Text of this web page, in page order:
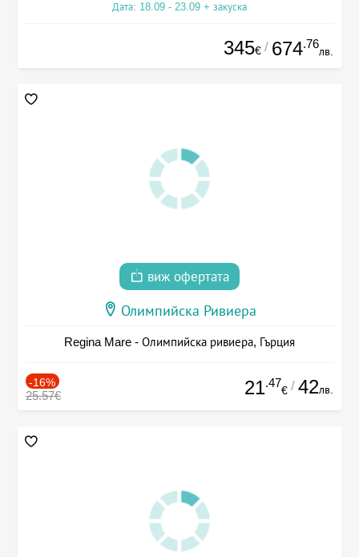
Дата: 18.09 - 23.09 + закуска
345€ / 674.76
лв.
виж офертата
Олимпийска Ривиера
Regina Mare - Олимпийска ривиера, Гърция
-16%
25.57€ 21.47
€ / 42лв.